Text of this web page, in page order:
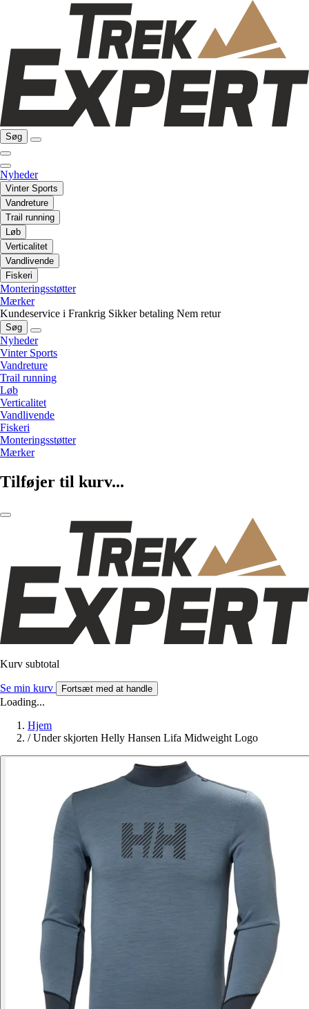
Søg
Nyheder
Vinter Sports
Vandreture
Trail running
Løb
Verticalitet
Vandlivende
Fiskeri
Monteringsstøtter
Mærker
Kundeservice i Frankrig Sikker betaling Nem retur
Søg
Nyheder
Vinter Sports
Vandreture
Trail running
Løb
Verticalitet
Vandlivende
Fiskeri
Monteringsstøtter
Mærker
Tilføjer til kurv...
Kurv subtotal
Se min kurv Fortsæt med at handle
Loading...
Hjem
/ Under skjorten Helly Hansen Lifa Midweight Logo